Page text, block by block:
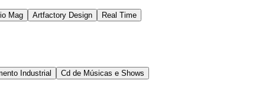
Mag Artfactory Design Real Time
Industrial Cd de Músicas e Shows